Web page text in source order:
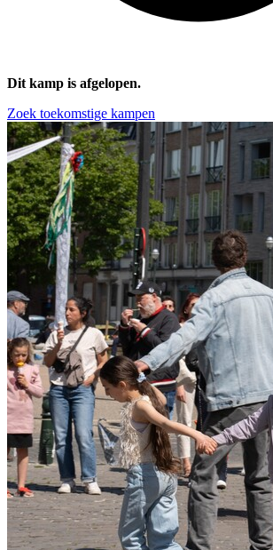
Dit kamp is afgelopen.
Zoek toekomstige kampen